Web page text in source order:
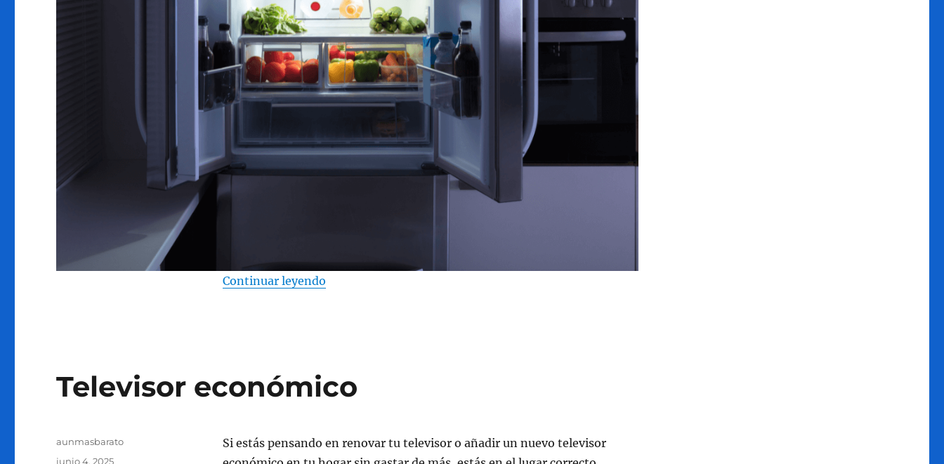
Continuar leyendo«¿Qué frigorífico comprar?»
Televisor económico
Si estás pensando en renovar tu televisor o añadir un nuevo televisor
Autor
aunmasbarato
Publicado
junio 4, 2025